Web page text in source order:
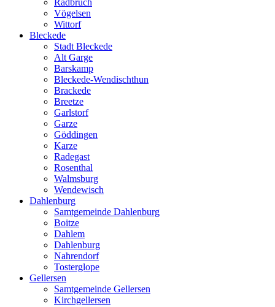
Radbruch
Vögelsen
Wittorf
Bleckede
Stadt Bleckede
Alt Garge
Barskamp
Bleckede-Wendischthun
Brackede
Breetze
Garlstorf
Garze
Göddingen
Karze
Radegast
Rosenthal
Walmsburg
Wendewisch
Dahlenburg
Samtgemeinde Dahlenburg
Boitze
Dahlem
Dahlenburg
Nahrendorf
Tosterglope
Gellersen
Samtgemeinde Gellersen
Kirchgellersen